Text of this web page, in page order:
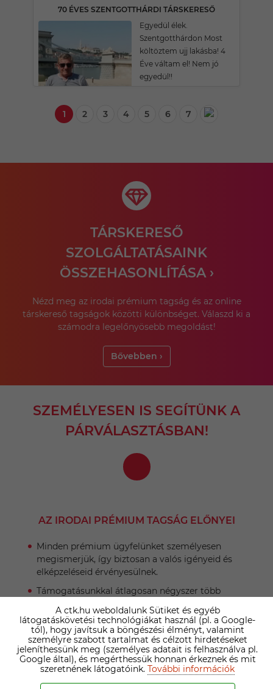
70 ÉVES SZENTGOTTHÁRDI TÁRSKERESŐ
Egyedül élek.
Szentgotthárdon Most
költöztem ujj lakásba! 4
Éve váltam el! Nem jó
egyedül!!
1 2 3 4 5 6 7
TÁRSKERESŐ
SZOLGÁLTATÁSAINK
ÖSSZEHASONLÍTÁSA ›
Nézd meg az irodai prémium tagság és az online
társkereső tagságok közötti különbséget. Válaszd ki a
számodra legelőnyösebb megoldást!
Bővebben ›
SZEMÉLYESEN IS SEGÍTÜNK A
PÁRVÁLASZTÁSBAN!
AZ IRODAI PRÉMIUM TAGSÁG ELŐNYEI
Minden prémium ügyfelünket személyesen
megismerjük, így biztosan a valós igényeid és
elképzeléseid érvényesülnek.
Támogatásunkkal átlagosan négyszer több
Levelezést kihagyva már az első héten randevúzni
tudsz.
Komolytalan szándékú vagy valótlan adatokat
megadó fantomszemélyek kiszűrése.
Az ismerkedés nehézségeinek áthidalása, közös
A ctk.hu weboldalunk Sütiket és egyéb
látogatáskövetési technológiákat használ (pl. a Google-
tól), hogy javítsuk a böngészési élményt, valamint
személyre szabott tartalmat és célzott hirdetéseket
jeleníthessünk meg (személyes adatait is felhasználva pl.
Google által), és megérthessük honnan érkeznek és mit
szeretnének látogatóink. További információk